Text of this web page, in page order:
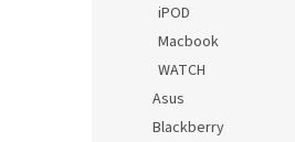
iPOD
Macbook
WATCH
Asus
Blackberry